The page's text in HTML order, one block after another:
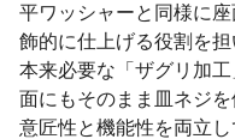
ログイン
注文・見積りについて
平ワッシャーと同様に
飾的に仕上げる役割を担
本来必要な「ザグリ加
面にもそのまま皿ネジを
意匠性と機能性を両立